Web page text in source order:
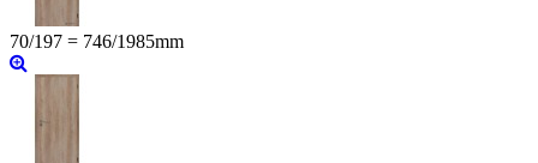
70/197 = 746/1985mm